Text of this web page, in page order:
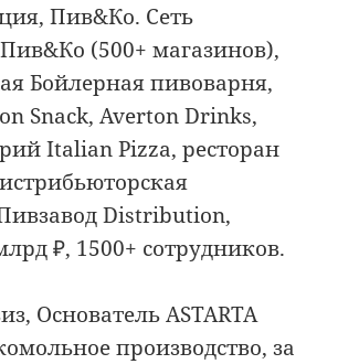
Пив&Ко. Сеть
(500+ магазинов),
Бойлерная пивоварня,
Snack, Averton Drinks,
Italian Pizza, ресторан
Distribution,
₽, 1500+ сотрудников.
Основатель ASTARTA
производство, за